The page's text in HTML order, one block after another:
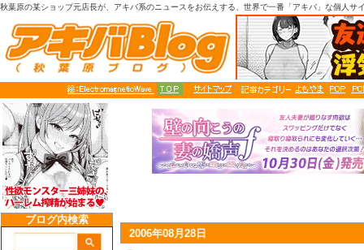
秋葉原の某ショップ元店長が、アキバ系のニュースをお伝えする、世界で一番「アキバ」な個人サ
2006年08月28日